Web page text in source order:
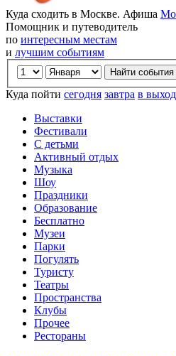
Куда сходить в Москве. Афиша
Помощник и путеводитель
по интересным местам
и лучшим событиям
Куда пойти сегодня завтра в
Выставки
Фестивали
С детьми
Активный отдых
Музыка
Шоу
Праздники
Образование
Бесплатно
Музеи
Парки
Погулять
Туристу
Театры
Пространства
Клубы
Прочее
Рестораны